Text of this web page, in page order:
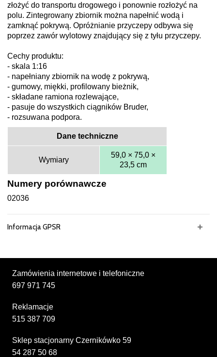
złożyć do transportu drogowego i ponownie rozłożyć na
polu. Zintegrowany zbiornik można napełnić wodą i
zamknąć pokrywą. Opróżnianie przyczepy odbywa się
poprzez zawór wylotowy znajdujący się z tyłu przyczepy.
Cechy produktu:
- skala 1:16
- napełniany zbiornik na wodę z pokrywą,
- gumowy, miękki, profilowany bieżnik,
- składane ramiona rozlewające,
- pasuje do wszystkich ciągników Bruder,
- rozsuwana podpora.
Dane techniczne
Wymiary
59,0 × 75,0 ×
23,5 cm
Numery porównawcze
02036
Informacja GPSR
Zamówienia internetowe i telefoniczne
697 971 745
Reklamacje
515 387 709
Sklep stacjonarny Czernikówko 59
54 287 50 68